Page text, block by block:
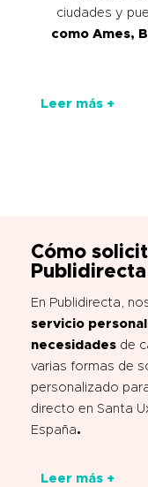
ciudades y
como Ames,
Leer más +
Cómo
Publidirecta
En Publidirecta,
servicio
necesidades de
varias formas de
personalizado
directo en Santa
España.
Leer más +